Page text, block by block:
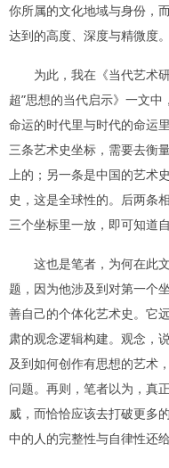
你所属的文化地域与身份，
达到的高度、深度与精微度。
为此，我在《当代艺术研
超”思想的当代启示》一文
命运的时代里与时代的命运
三条艺术史坐标，需要去衡
上的；另一条是中国的艺术
史，这是全球性的。后两条
三个坐标里一放，即可知道自
这也是笔者，为何在此文
题，因为他涉及到对第一个
善自己的个体化艺术史。它
肃的观念逻辑构建。观念，
及到如何创作有思想的艺术
问题。再则，笔者以为，真
威，而恰恰应该去打破更多
中的人的完整性与自律性还给